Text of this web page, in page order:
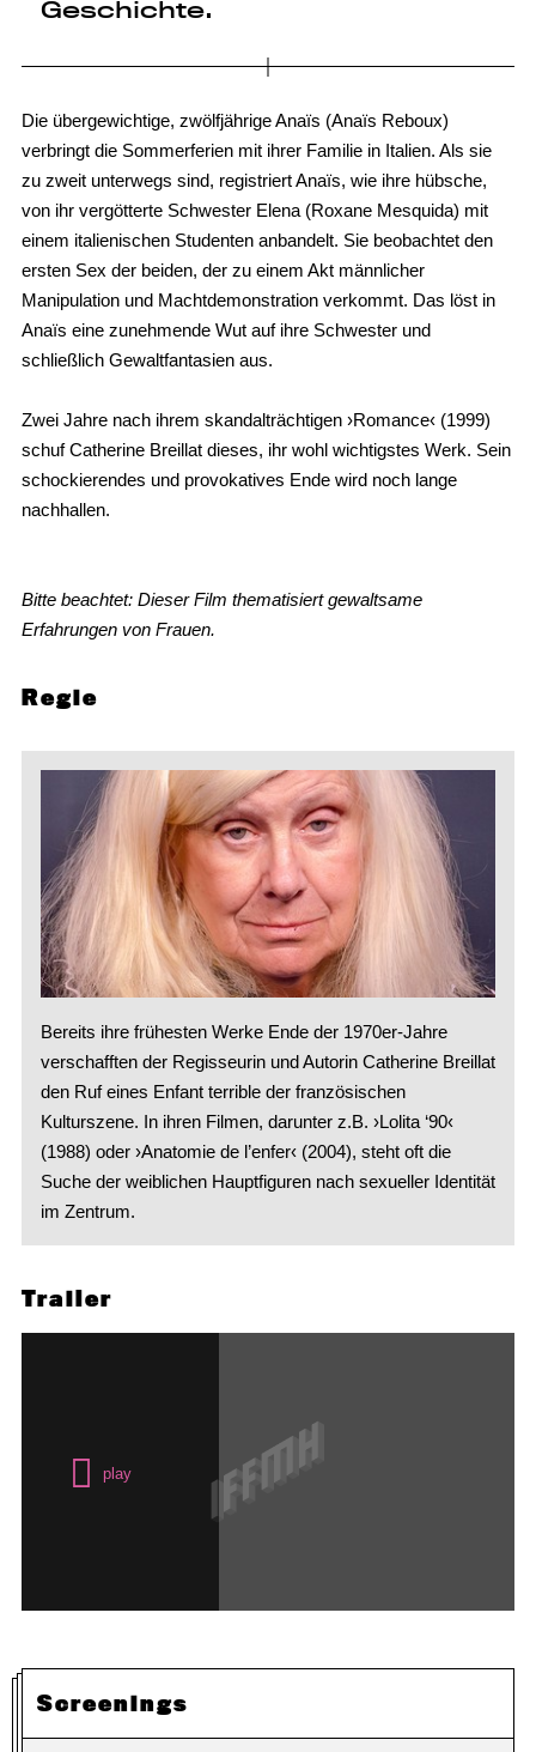
Geschichte.
Die übergewichtige, zwölfjährige Anaïs (Anaïs Reboux)
verbringt die Sommerferien mit ihrer Familie in Italien. Als sie
zu zweit unterwegs sind, registriert Anaïs, wie ihre hübsche,
von ihr vergötterte Schwester Elena (Roxane Mesquida) mit
einem italienischen Studenten anbandelt. Sie beobachtet den
ersten Sex der beiden, der zu einem Akt männlicher
Manipulation und Machtdemonstration verkommt. Das löst in
Anaïs eine zunehmende Wut auf ihre Schwester und
schließlich Gewaltfantasien aus.
Zwei Jahre nach ihrem skandalträchtigen ›Romance‹ (1999)
schuf Catherine Breillat dieses, ihr wohl wichtigstes Werk. Sein
schockierendes und provokatives Ende wird noch lange
nachhallen.
Bitte beachtet: Dieser Film thematisiert gewaltsame
Erfahrungen von Frauen.
Regie
Bereits ihre frühesten Werke Ende der 1970er-Jahre
verschafften der Regisseurin und Autorin Catherine Breillat
den Ruf eines Enfant terrible der französischen
Kulturszene. In ihren Filmen, darunter z.B. ›Lolita ‘90‹
(1988) oder ›Anatomie de l’enfer‹ (2004), steht oft die
Suche der weiblichen Hauptfiguren nach sexueller Identität
im Zentrum.
Trailer
Screenings